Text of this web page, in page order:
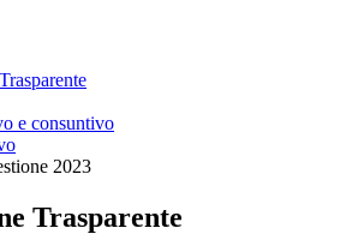
e consuntivo
2023
Trasparente